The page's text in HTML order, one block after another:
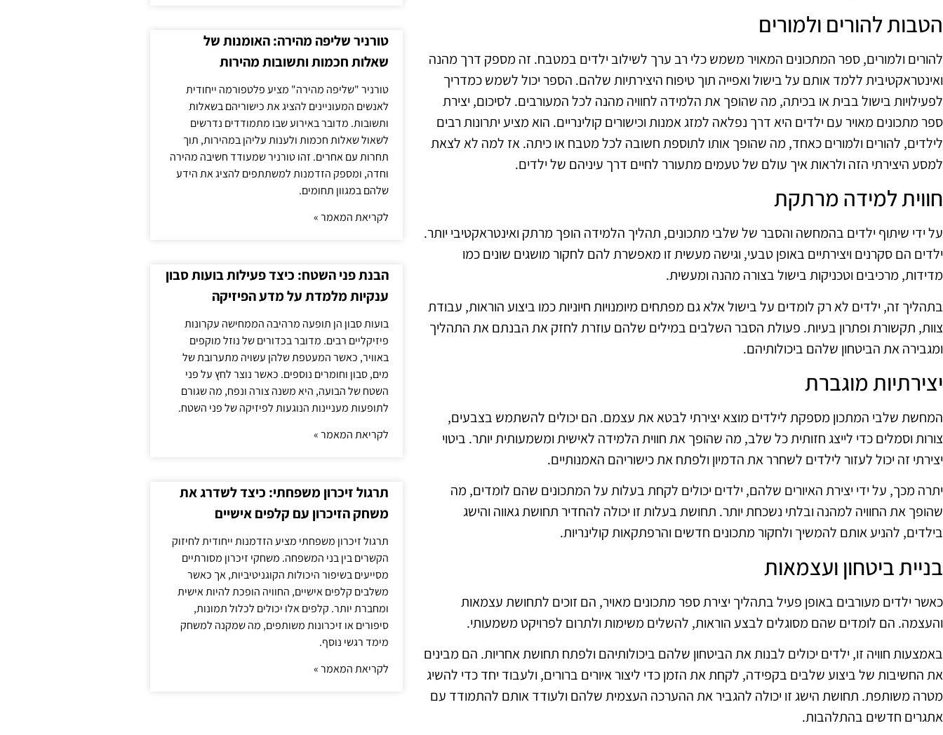
הטבות להורים ולמורים
להורים ולמורים, ספר המתכונים המאויר משמש כלי רב ערך לשילוב ילדים במטבח. זה מספק דרך מהנה
ואינטראקטיבית ללמד אותם על בישול ואפייה תוך טיפוח היצירתיות שלהם. הספר יכול לשמש כמדריך
לפעילויות בישול בבית או בכיתה, מה שהופך את הלמידה לחוויה מהנה לכל המעורבים. לסיכום, יצירת
ספר מתכונים מאויר עם ילדים היא דרך נפלאה למזג אמנות וכישורים קולינריים. הוא מציע יתרונות רבים
לילדים, להורים ולמורים כאחד, מה שהופך אותו לתוספת חשובה לכל מטבח או כיתה. אז למה לא לצאת
למסע היצירתי הזה ולראות איך עולם של טעמים מתעורר לחיים דרך עיניהם של ילדים.
חווית למידה מרתקת
על ידי שיתוף ילדים בהמחשה והסבר של שלבי מתכונים, תהליך הלמידה הופך מרתק ואינטראקטיבי יותר.
ילדים הם סקרנים ויצירתיים באופן טבעי, וגישה מעשית זו מאפשרת להם לחקור מושגים שונים כמו
מדידות, מרכיבים וטכניקות בישול בצורה מהנה ומעשית.
בתהליך זה, ילדים לא רק לומדים על בישול אלא גם מפתחים מיומנויות חיוניות כמו ביצוע הוראות, עבודת
צוות, תקשורת ופתרון בעיות. פעולת הסבר השלבים במילים שלהם עוזרת לחזק את הבנתם את התהליך
ומגבירה את הביטחון שלהם ביכולותיהם.
יצירתיות מוגברת
המחשת שלבי המתכון מספקת לילדים מוצא יצירתי לבטא את עצמם. הם יכולים להשתמש בצבעים,
צורות וסמלים כדי לייצג חזותית כל שלב, מה שהופך את חווית הלמידה לאישית ומשמעותית יותר. ביטוי
יצירתי זה יכול לעזור לילדים לשחרר את הדמיון ולפתח את כישוריהם האמנותיים.
יתרה מכך, על ידי יצירת האיורים שלהם, ילדים יכולים לקחת בעלות על המתכונים שהם לומדים, מה
שהופך את החוויה למהנה ובלתי נשכחת יותר. תחושת בעלות זו יכולה להחדיר תחושת גאווה והישג
בילדים, להניע אותם להמשיך ולחקור מתכונים חדשים והרפתקאות קולינריות.
בניית ביטחון ועצמאות
כאשר ילדים מעורבים באופן פעיל בתהליך יצירת ספר מתכונים מאויר, הם זוכים לתחושת עצמאות
והעצמה. הם לומדים שהם מסוגלים לבצע הוראות, להשלים משימות ולתרום לפרויקט משמעותי.
באמצעות חוויה זו, ילדים יכולים לבנות את הביטחון שלהם ביכולותיהם ולפתח תחושת אחריות. הם מבינים
את החשיבות של ביצוע שלבים בקפידה, לקחת את הזמן כדי ליצור איורים ברורים, ולעבוד יחד כדי להשיג
מטרה משותפת. תחושת הישג זו יכולה להגביר את ההערכה העצמית שלהם ולעודד אותם להתמודד עם
אתגרים חדשים בהתלהבות.
טורניר שליפה מהירה: האומנות של
שאלות חכמות ותשובות מהירות
טורניר "שליפה מהירה" מציע פלטפורמה ייחודית
לאנשים המעוניינים להציג את כישוריהם בשאלות
ותשובות. מדובר באירוע שבו מתמודדים נדרשים
לשאול שאלות חכמות ולענות עליהן במהירות, תוך
תחרות עם אחרים. זהו טורניר שמעודד חשיבה מהירה
וחדה, ומספק הזדמנות למשתתפים להציג את הידע
שלהם במגוון תחומים.
לקריאת המאמר »
הבנת פני השטח: כיצד פעילות בועות סבון
ענקיות מלמדת על מדע הפיזיקה
בועות סבון הן תופעה מרהיבה הממחישה עקרונות
פיזיקליים רבים. מדובר בכדורים של נוזל מוקפים
באוויר, כאשר המעטפת שלהן עשויה מתערובת של
מים, סבון וחומרים נוספים. כאשר נוצר לחץ על פני
השטח של הבועה, היא משנה צורה ונפח, מה שגורם
לתופעות מעניינות הנוגעות לפיזיקה של פני השטח.
לקריאת המאמר »
תרגול זיכרון משפחתי: כיצד לשדרג את
משחק הזיכרון עם קלפים אישיים
תרגול זיכרון משפחתי מציע הזדמנות ייחודית לחיזוק
הקשרים בין בני המשפחה. משחקי זיכרון מסורתיים
מסייעים בשיפור היכולות הקוגניטיביות, אך כאשר
משלבים קלפים אישיים, החוויה הופכת להיות אישית
ומחברת יותר. קלפים אלו יכולים לכלול תמונות,
סיפורים או זיכרונות משותפים, מה שמקנה למשחק
מימד רגשי נוסף.
לקריאת המאמר »